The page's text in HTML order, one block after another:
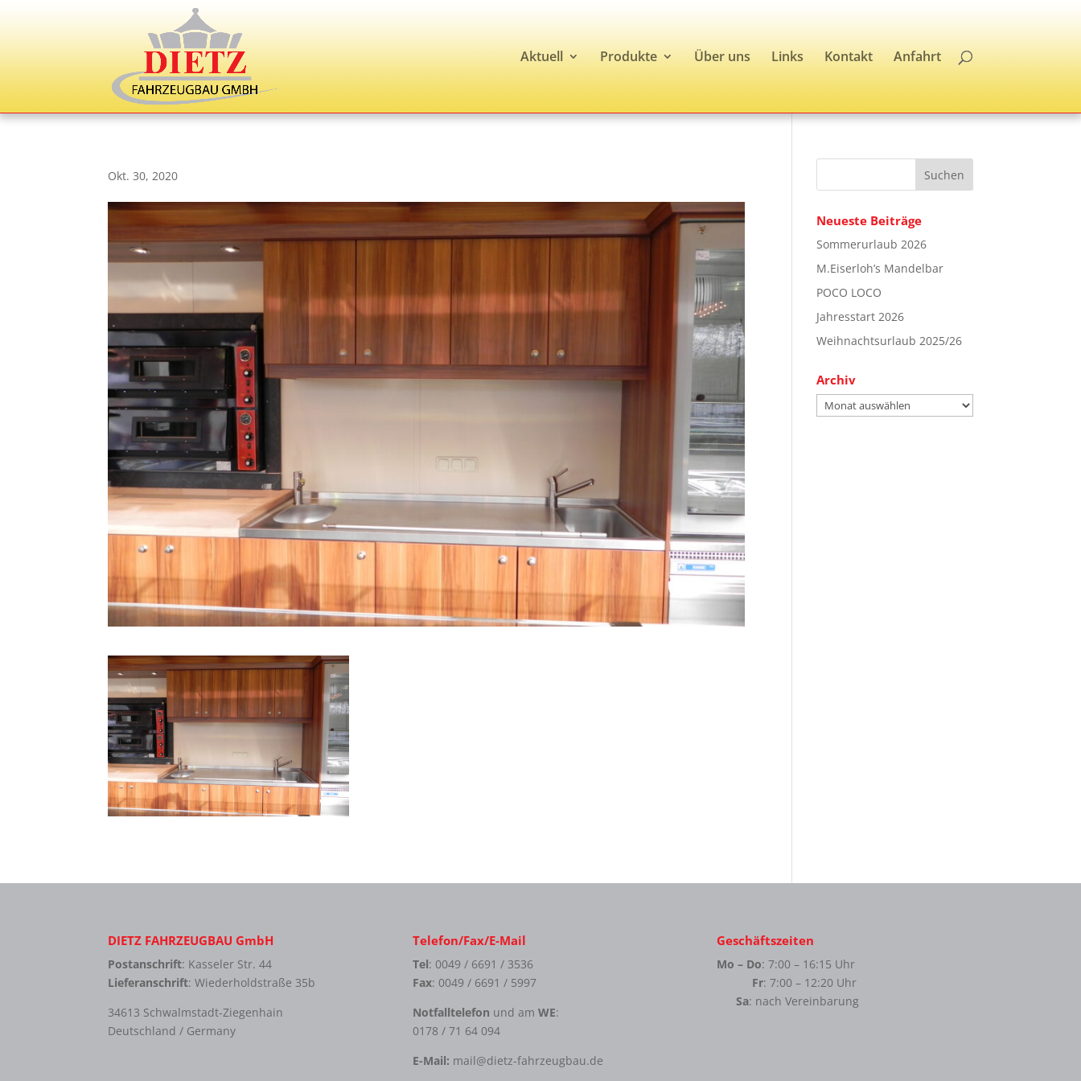
Aktuell Produkte Über uns Links Kontakt Anfahrt
Okt. 30, 2020
Neueste Beiträge
Sommerurlaub 2026
M.Eiserloh’s Mandelbar
POCO LOCO
Jahresstart 2026
Weihnachtsurlaub 2025/26
Archiv
Archiv
DIETZ FAHRZEUGBAU GmbH
Postanschrift: Kasseler Str. 44
Lieferanschrift: Wiederholdstraße 35b
34613 Schwalmstadt-Ziegenhain
Deutschland / Germany
Telefon/Fax/E-Mail
Tel: 0049 / 6691 / 3536
Fax: 0049 / 6691 / 5997
Notfalltelefon und am WE:
0178 / 71 64 094
E-Mail: mail@dietz-fahrzeugbau.de
Geschäftszeiten
Mo – Do: 7:00 – 16:15 Uhr
Fr: 7:00 – 12:20 Uhr
Sa: nach Vereinbarung